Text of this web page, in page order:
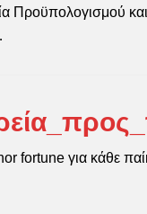
Προϋπολογισμού
fortune για κάθε